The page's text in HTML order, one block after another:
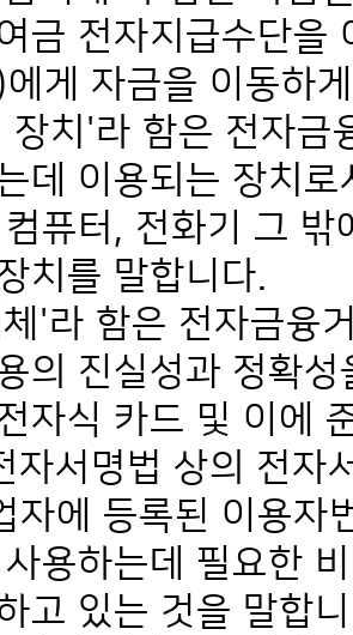
금 전자지급수단을
게 자금을 이동하
치'라 함은 전자금
데 이용되는 장치
퓨터, 전화기 그
치를 말합니다.
'라 함은 전자금융
의 진실성과 정확
자식 카드 및 이에
자서명법 상의 전자
자에 등록된 이용자
용하는데 필요한
고 있는 것을 말합